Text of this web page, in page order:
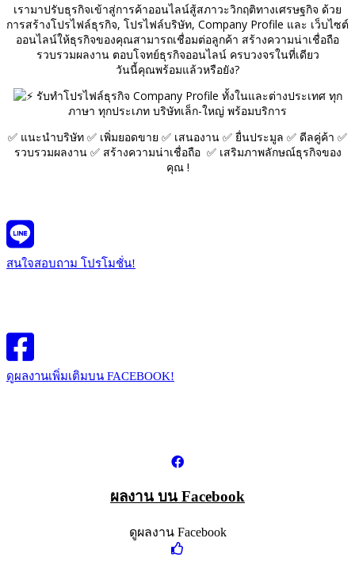
เรามาปรับธุรกิจเข้าสู่การค้าออนไลน์สู้สภาวะวิกฤติทางเศรษฐกิจ ด้วย
การสร้างโปรไฟล์ธุรกิจ, โปรไฟล์บริษัท, Company Profile และ เว็บไซต์
ออนไลน์ให้ธุรกิจของคุณสามารถเชื่อมต่อลูกค้า สร้างความน่าเชื่อถือ
รวบรวมผลงาน ตอบโจทย์ธุรกิจออนไลน์ ครบวงจรในที่เดียว
วันนี้คุณพร้อมแล้วหรือยัง?
รับทำโปรไฟล์ธุรกิจ Company Profile ทั้งในและต่างประเทศ ทุก
ภาษา ทุกประเภท บริษัทเล็ก-ใหญ่ พร้อมบริการ
✅ แนะนำบริษัท ✅ เพิ่มยอดขาย ✅ เสนองาน ✅ ยื่นประมูล ✅ ดีลคู่ค้า ✅
รวบรวมผลงาน ✅ สร้างความน่าเชื่อถือ ✅เสริมภาพลักษณ์ธุรกิจของ
คุณ!
สนใจสอบถาม โปรโมชั่น!
ดูผลงานเพิ่มเติมบน FACEBOOK!
ผลงาน บน Facebook
ดูผลงาน Facebook